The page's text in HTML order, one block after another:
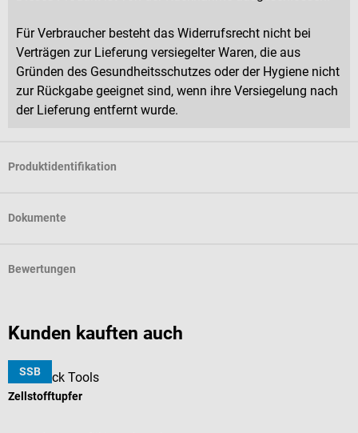
Für Verbraucher besteht das Widerrufsrecht nicht bei
Verträgen zur Lieferung versiegelter Waren, die aus
Gründen des Gesundheitsschutzes oder der Hygiene nicht
zur Rückgabe geeignet sind, wenn ihre Versiegelung nach
der Lieferung entfernt wurde.
Produktidentifikation
Dokumente
Bewertungen
Kunden kauften auch
SSB
DocCheck Tools
Zellstofftupfer